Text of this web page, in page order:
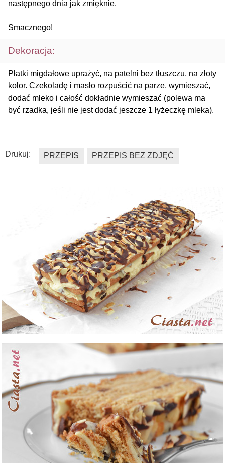
następnego dnia jak zmięknie.
Smacznego!
Dekoracja:
Płatki migdałowe uprażyć, na patelni bez tłuszczu, na złoty
kolor. Czekoladę i masło rozpuścić na parze, wymieszać,
dodać mleko i całość dokładnie wymieszać (polewa ma
być rzadka, jeśli nie jest dodać jeszcze 1 łyżeczkę mleka).
Drukuj: PRZEPIS PRZEPIS BEZ ZDJĘĆ